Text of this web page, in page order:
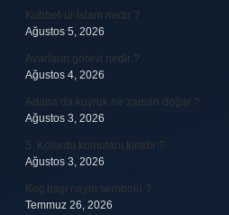
Kubbet-ül-İslam nedir ?
Ağustos 5, 2026
Avarların görevi nedir ?
Ağustos 4, 2026
Adana’da kuyruk ne zaman doğar ?
Ağustos 3, 2026
5. Kolordu komutanı kimdir ?
Ağustos 3, 2026
Koç başı neyin sembolü ?
Temmuz 26, 2026